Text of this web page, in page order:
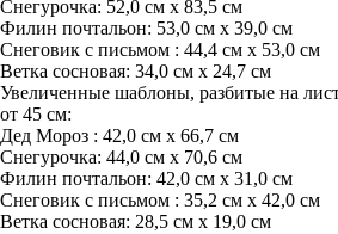
Снегурочка: 52,0 см х 83,5 см
Филин почтальон: 53,0 см х 39,0 см
Снеговик с письмом : 44,4 см х 53,0 см
Ветка сосновая: 34,0 см х 24,7 см
Увеличенные шаблоны, разбитые на
от 45 см:
Дед Мороз : 42,0 см х 66,7 см
Снегурочка: 44,0 см х 70,6 см
Филин почтальон: 42,0 см х 31,0 см
Снеговик с письмом : 35,2 см х 42,0 см
Ветка сосновая: 28,5 см х 19,0 см